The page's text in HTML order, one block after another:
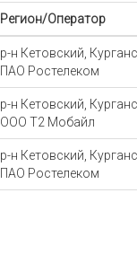
Регион/Оператор
р-н Кетовский,
ПАО Ростелеком
р-н Кетовский,
ООО Т2 Мобайл
р-н Кетовский,
ПАО Ростелеком